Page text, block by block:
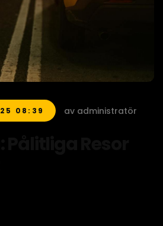
08:39 av administratör